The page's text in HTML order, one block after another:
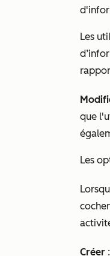
Les
que
Les
cocher
Créer :